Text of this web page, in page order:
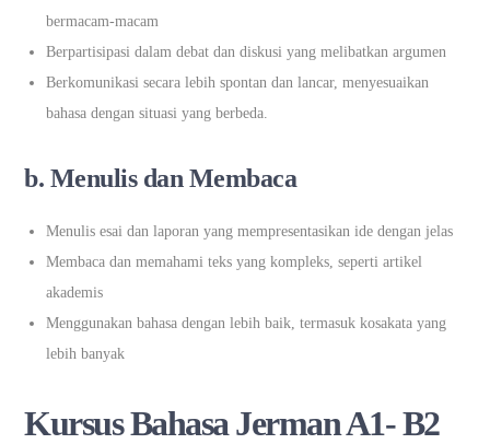
bermacam-macam
Berpartisipasi dalam debat dan diskusi yang melibatkan argumen
Berkomunikasi secara lebih spontan dan lancar, menyesuaikan
bahasa dengan situasi yang berbeda.
b. Menulis dan Membaca
Menulis esai dan laporan yang mempresentasikan ide dengan jelas
Membaca dan memahami teks yang kompleks, seperti artikel
akademis
Menggunakan bahasa dengan lebih baik, termasuk kosakata yang
lebih banyak
Kursus Bahasa Jerman A1- B2